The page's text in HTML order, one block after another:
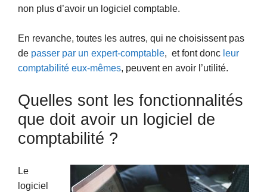
non plus d’avoir un logiciel comptable.
En revanche, toutes les autres, qui ne choisissent pas
de passer par un expert-comptable, et font donc leur
comptabilité eux-mêmes, peuvent en avoir l’utilité.
Quelles sont les fonctionnalités
que doit avoir un logiciel de
comptabilité ?
Le
logiciel